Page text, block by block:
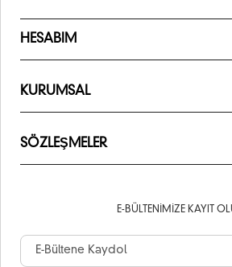
HESABIM
KURUMSAL
SÖZLEŞMELER
E-BÜLTENIMIZE KAYIT